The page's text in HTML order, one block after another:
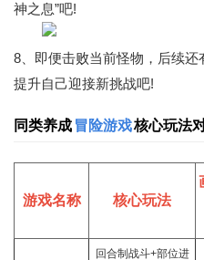
神之息”吧!
8、即便击败当前怪物，后续
提升自己迎接新挑战吧!
同类养成 冒险游戏核心玩法
游戏名称 核心玩法
回合制战斗+部位进